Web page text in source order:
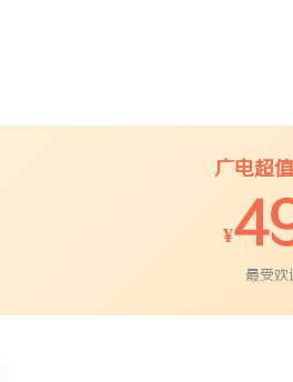
广电超
¥
最受欢